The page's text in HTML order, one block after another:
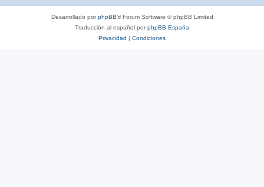
Desarrollado porphpBB® Forum Software © phpBB Limited
Traducción al español porphpBB España
Privacidad | Condiciones